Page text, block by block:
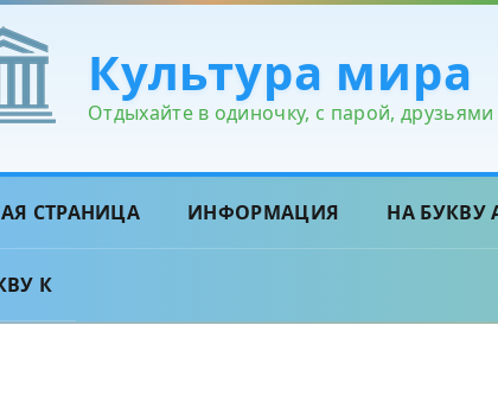
Культура мира
Отдыхайте в одиночку, с парой,
СТРАНИЦА ИНФОРМАЦИЯ НА БУКВУ
К